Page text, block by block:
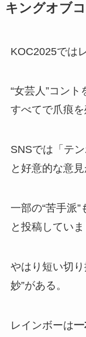
キングオブ
KOC2025では
“女芸人”コン
すべてで爪痕を
SNSでは「テ
と好意的な意見
一部の“苦手派”
と投稿していま
やはり短い切
妙”がある。
レインボーは